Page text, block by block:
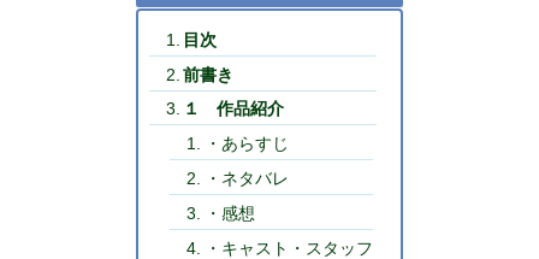
目次
前書き
１ 作品紹介
・あらすじ
・ネタバレ
・感想
・キャスト・スタッフ